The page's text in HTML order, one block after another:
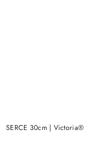
SERCE 30cm | Victoria®